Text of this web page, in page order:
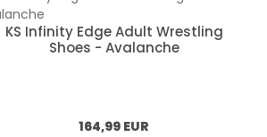
KS Infinity Edge Adult Wrestling
Shoes - Avalanche
Normál ár:
164,99 EUR